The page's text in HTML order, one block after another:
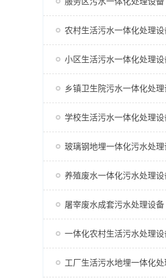
农村生活污水一体化处理设
小区生活污水一体化处理设
乡镇卫生院污水一体化处
学校生活污水一体化处理设
玻璃钢地埋一体化污水处理
养殖废水一体化污水处理设
屠宰废水成套污水处理设备
一体化农村生活污水处理设
工厂生活污水地埋一体化